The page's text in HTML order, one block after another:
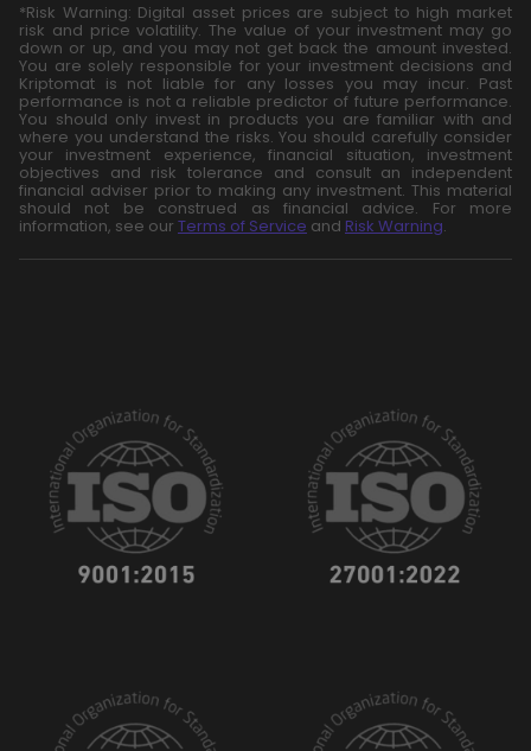
*Risk Warning: Digital asset prices are subject to high market
risk and price volatility. The value of your investment may go
down or up, and you may not get back the amount invested.
You are solely responsible for your investment decisions and
Kriptomat is not liable for any losses you may incur. Past
performance is not a reliable predictor of future performance.
You should only invest in products you are familiar with and
where you understand the risks. You should carefully consider
your investment experience, financial situation, investment
objectives and risk tolerance and consult an independent
financial adviser prior to making any investment. This material
should not be construed as financial advice. For more
information, see our Terms of Service and Risk Warning.